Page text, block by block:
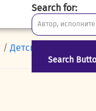
Search for:
Search
/Детская
/